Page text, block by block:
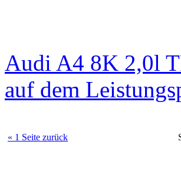
Audi A4 8K 2,0l
auf dem
« 1 Seite zurück